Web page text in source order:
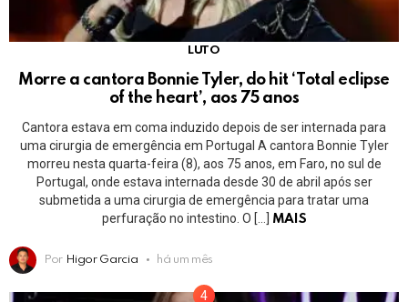
LUTO
Morre a cantora Bonnie Tyler, do hit ‘Total eclipse
of the heart’, aos 75 anos
Cantora estava em coma induzido depois de ser internada para
uma cirurgia de emergência em Portugal A cantora Bonnie Tyler
morreu nesta quarta-feira (8), aos 75 anos, em Faro, no sul de
Portugal, onde estava internada desde 30 de abril após ser
submetida a uma cirurgia de emergência para tratar uma
perfuração no intestino. O […] MAIS
Por Higor Garcia há um mês